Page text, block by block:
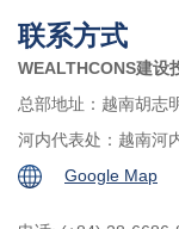
联系方式
WEALTHCONS建设
总部地址：越南胡志
河内代表处：越南河
Google Map